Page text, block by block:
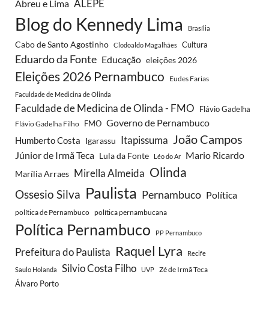
Abreu e Lima ALEPE
Blog do Kennedy Lima Brasília
Cabo de Santo Agostinho Clodoaldo Magalhães Cultura
Eduardo da Fonte Educação eleições 2026
Eleições 2026 Pernambuco Eudes Farias
Faculdade de Medicina de Olinda
Faculdade de Medicina de Olinda - FMO Flávio Gadelha
Flávio Gadelha Filho FMO Governo de Pernambuco
Humberto Costa Igarassu Itapissuma João Campos
Júnior de Irmã Teca Lula da Fonte Léo do Ar Mario Ricardo
Marília Arraes Mirella Almeida Olinda
Ossesio Silva Paulista Pernambuco Política
política de Pernambuco política pernambucana
Política Pernambuco PP Pernambuco
Prefeitura do Paulista Raquel Lyra Recife
Saulo Holanda Silvio Costa Filho UVP Zé de Irmã Teca
Álvaro Porto